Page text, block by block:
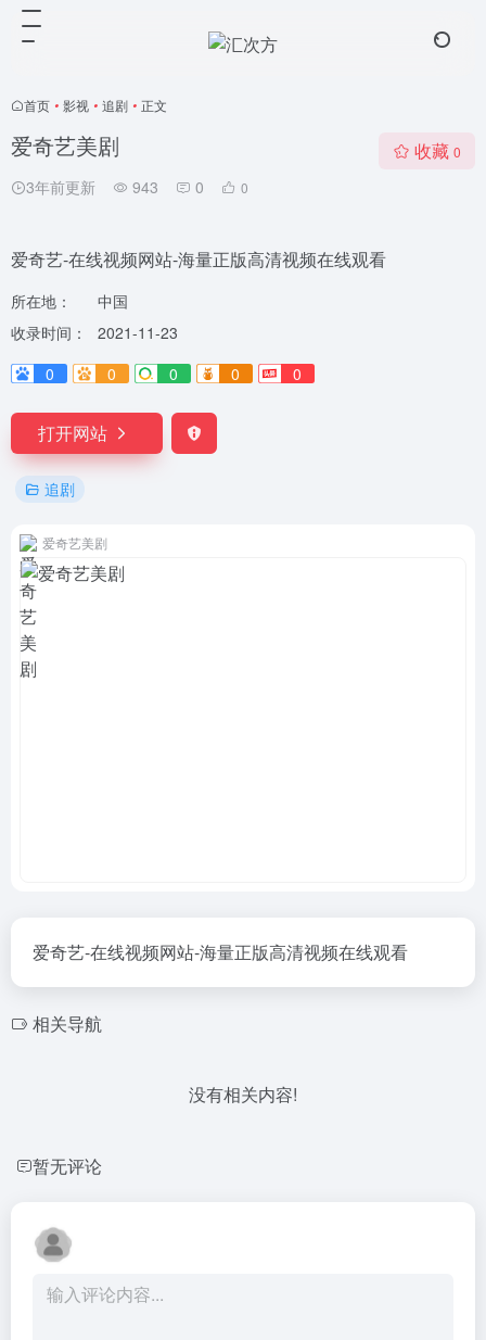
首页 • 影视 • 追剧 • 正文
爱奇艺美剧
3年前更新 943 0 0
收藏 0
爱奇艺-在线视频网站-海量正版高清视频在线观看
所在地：
中国
收录时间：
2021-11-23
0
0 0 0 0
打开网站
追剧
爱奇艺美剧
爱奇艺-在线视频网站-海量正版高清视频在线观看
相关导航
没有相关内容!
暂无评论